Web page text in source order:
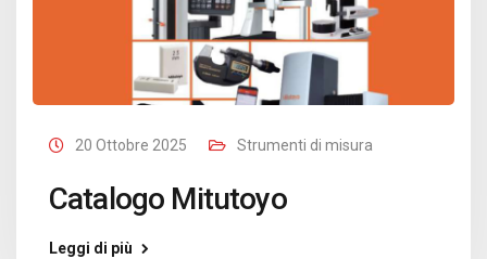
20 Ottobre 2025 Strumenti di misura
Catalogo Mitutoyo
Leggi di più